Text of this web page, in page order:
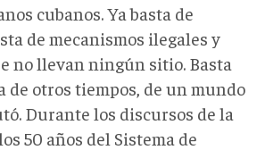
cubanos. Ya basta de
de mecanismos ilegales y
no llevan ningún sitio. Basta
de otros tiempos, de un mundo
Durante los discursos de la
50 años del Sistema de